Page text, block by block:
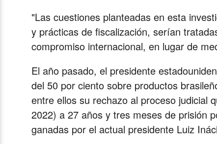
"Las cuestiones planteadas en esta
y prácticas de fiscalización, serían
compromiso internacional, en lugar de
El año pasado, el presidente
del 50 por ciento sobre productos
entre ellos su rechazo al proceso judicial
2022) a 27 años y tres meses de prisión
ganadas por el actual presidente Luiz